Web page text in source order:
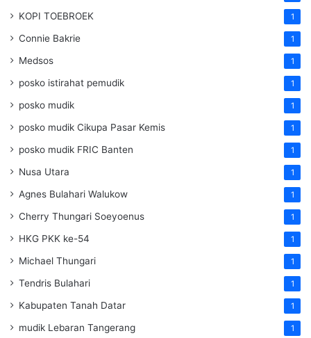
KOPI TOEBROEK 1
Connie Bakrie 1
Medsos 1
posko istirahat pemudik 1
posko mudik 1
posko mudik Cikupa Pasar Kemis 1
posko mudik FRIC Banten 1
Nusa Utara 1
Agnes Bulahari Walukow 1
Cherry Thungari Soeyoenus 1
HKG PKK ke-54 1
Michael Thungari 1
Tendris Bulahari 1
Kabupaten Tanah Datar 1
mudik Lebaran Tangerang 1